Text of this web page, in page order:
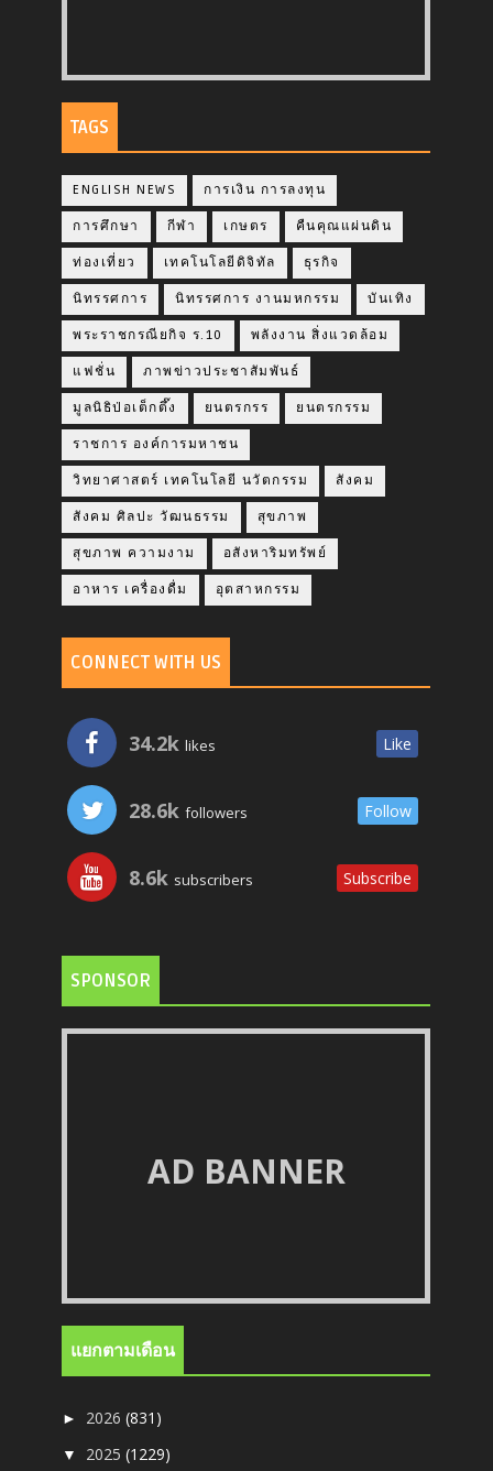
TAGS
ENGLISH NEWS การเงิน การลงทุน
การศึกษา กีฬา เกษตร คืนคุณแผ่นดิน
ท่องเที่ยว เทคโนโลยีดิจิทัล ธุรกิจ
นิทรรศการ นิทรรศการ งานมหกรรม บันเทิง
พระราชกรณียกิจ ร.10 พลังงาน สิ่งแวดล้อม
แฟชั่น ภาพข่าวประชาสัมพันธ์
มูลนิธิป่อเต็กตึ๊ง ยนตรกรร ยนตรกรรม
ราชการ องค์การมหาชน
วิทยาศาสตร์ เทคโนโลยี นวัตกรรม สังคม
สังคม ศิลปะ วัฒนธรรม สุขภาพ
สุขภาพ ความงาม อสังหาริมทรัพย์
อาหาร เครื่องดื่ม อุตสาหกรรม
CONNECT WITH US
34.2k likes Like
28.6k followers Follow
8.6k subscribers Subscribe
SPONSOR
AD BANNER
แยกตามเดือน
► 2026(831)
▼ 2025(1229)